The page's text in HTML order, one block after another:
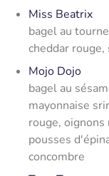
Miss Beatrix
bagel au
cheddar rouge,
Mojo Dojo
bagel au
mayonnaise
rouge, oignons
pousses
concombre